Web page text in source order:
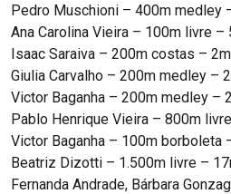
Pedro Muschioni – 400m medley
Ana Carolina Vieira – 100m livre
Isaac Saraiva – 200m costas –
Giulia Carvalho – 200m medley –
Victor Baganha – 200m medley –
Pablo Henrique Vieira – 800m
Victor Baganha – 100m borboleta
Beatriz Dizotti – 1.500m livre –
Fernanda Andrade, Bárbara